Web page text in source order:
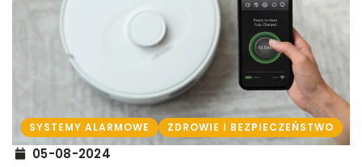
SYSTEMY ALARMOWE ZDROWIE I BEZPIECZEŃSTWO
05-08-2024